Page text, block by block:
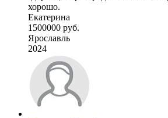
хорошо.
Екатерина
1500000 руб.
Ярославль
2024